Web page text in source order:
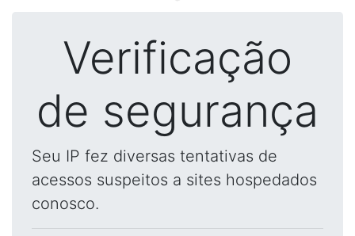
Verificação
de segurança
Seu IP fez diversas tentativas de
acessos suspeitos a sites hospedados
conosco.